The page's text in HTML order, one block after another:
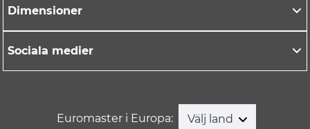
Dimensioner
Sociala medier
Euromaster i Europa: Välj land